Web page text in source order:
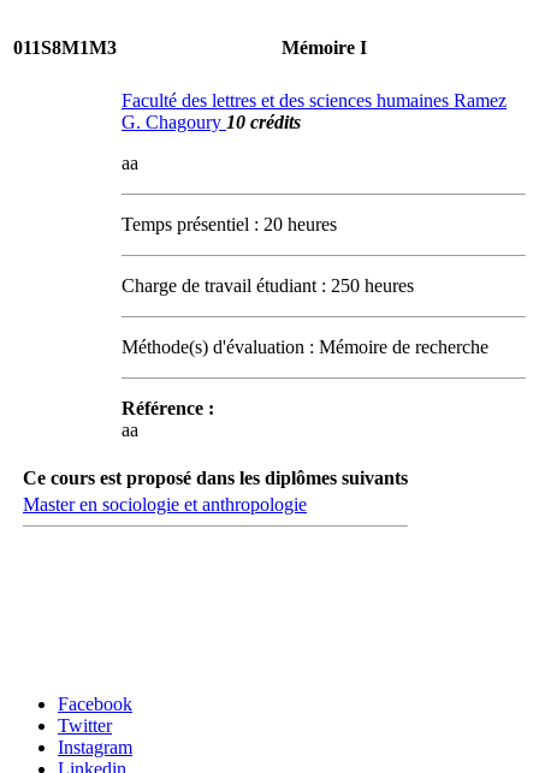
011S8M1M3 Mémoire I
Faculté des lettres et des sciences humaines Ramez
G. Chagoury 10 crédits
aa
Temps présentiel : 20 heures
Charge de travail étudiant : 250 heures
Méthode(s) d'évaluation : Mémoire de recherche
Référence :
aa
Ce cours est proposé dans les diplômes suivants
Master en sociologie et anthropologie
Facebook
Twitter
Instagram